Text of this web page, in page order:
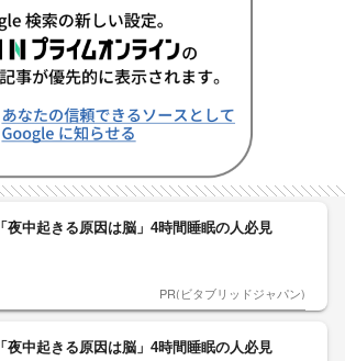
「夜中起きる原因は脳」4時間睡眠の人必見
PR(ビタブリッドジャパン)
「夜中起きる原因は脳」4時間睡眠の人必見